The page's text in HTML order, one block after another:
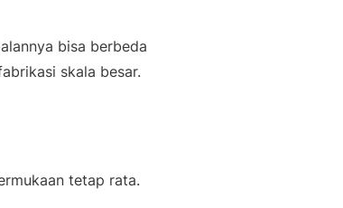
bisa berbeda
skala besar.
tetap rata.